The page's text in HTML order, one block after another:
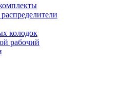
колодок
рабочий